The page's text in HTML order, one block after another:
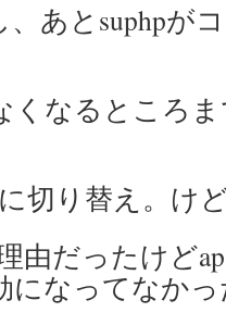
、あとsuphpが
くなるところ
切り替え。け
由だったけど
になってなか